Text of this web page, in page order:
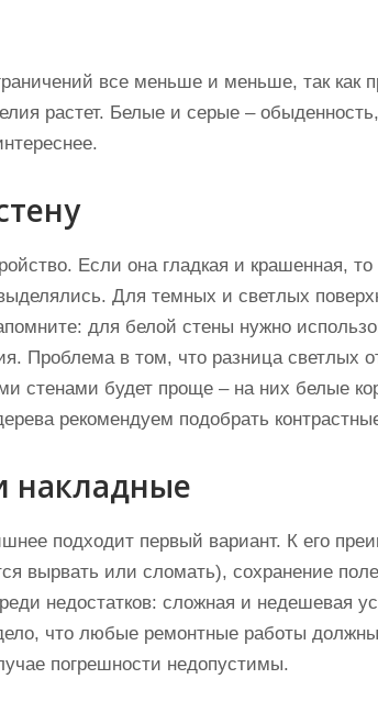
все меньше и меньше, так как
растет. Белые и серые –
Если она гладкая и крашенная,
Для темных и светлых
для белой стены нужно
Проблема в том, что разница светлых
стенами будет проще – на них белые
рекомендуем подобрать
накладные
подходит первый вариант. К его
вырвать или сломать), сохранение
недостатков: сложная и недешевая
что любые ремонтные работы
погрешности недопустимы.